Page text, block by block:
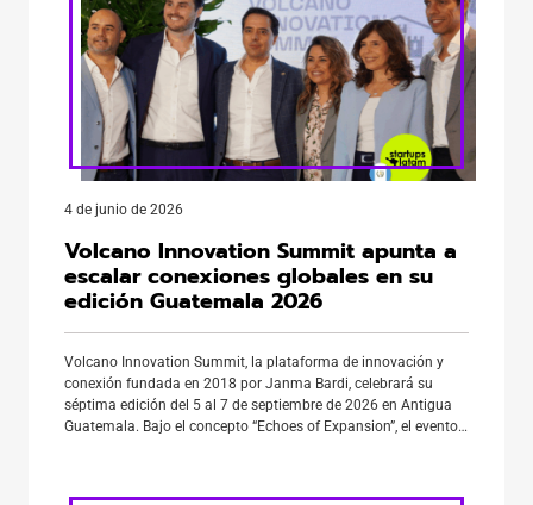
4 de junio de 2026
Volcano Innovation Summit apunta a
escalar conexiones globales en su
edición Guatemala 2026
Volcano Innovation Summit, la plataforma de innovación y
conexión fundada en 2018 por Janma Bardi, celebrará su
séptima edición del 5 al 7 de septiembre de 2026 en Antigua
Guatemala. Bajo el concepto “Echoes of Expansion”, el evento